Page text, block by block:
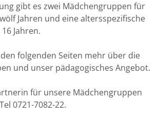
gibt es zwei Mädchengruppen für
Jahren und eine altersspezifische
Jahren.
folgenden Seiten mehr über die
und unser pädagogisches Angebot.
für unsere Mädchengruppen
0721-7082-22.